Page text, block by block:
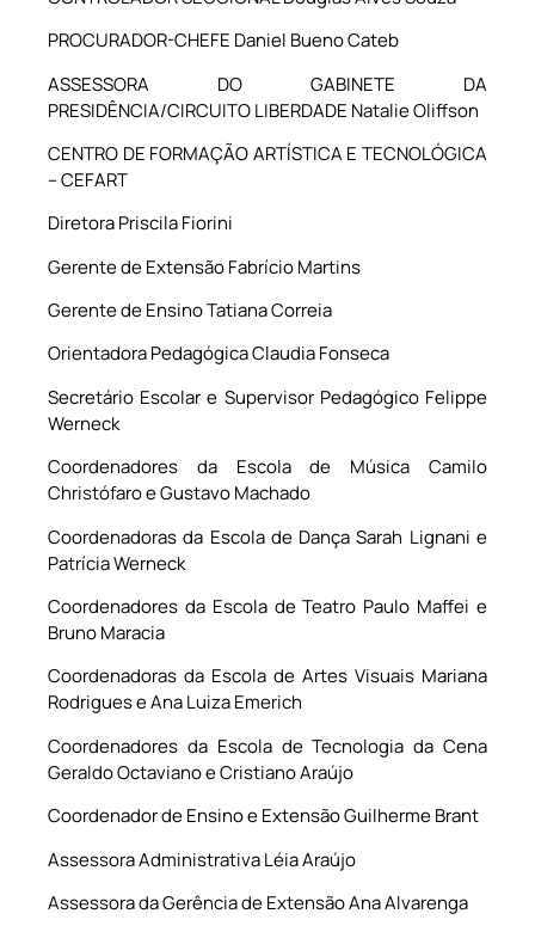
PROCURADOR-CHEFE Daniel Bueno Cateb
ASSESSORA DO GABINETE DA
PRESIDÊNCIA/CIRCUITO LIBERDADE Natalie Oliffson
CENTRO DE FORMAÇÃO ARTÍSTICA E TECNOLÓGICA
– CEFART
Diretora Priscila Fiorini
Gerente de Extensão Fabrício Martins
Gerente de Ensino Tatiana Correia
Orientadora Pedagógica Claudia Fonseca
Secretário Escolar e Supervisor Pedagógico Felippe
Werneck
Coordenadores da Escola de Música Camilo
Christófaro e Gustavo Machado
Coordenadoras da Escola de Dança Sarah Lignani e
Patrícia Werneck
Coordenadores da Escola de Teatro Paulo Maffei e
Bruno Maracia
Coordenadoras da Escola de Artes Visuais Mariana
Rodrigues e Ana Luiza Emerich
Coordenadores da Escola de Tecnologia da Cena
Geraldo Octaviano e Cristiano Araújo
Coordenador de Ensino e Extensão Guilherme Brant
Assessora Administrativa Léia Araújo
Assessora da Gerência de Extensão Ana Alvarenga